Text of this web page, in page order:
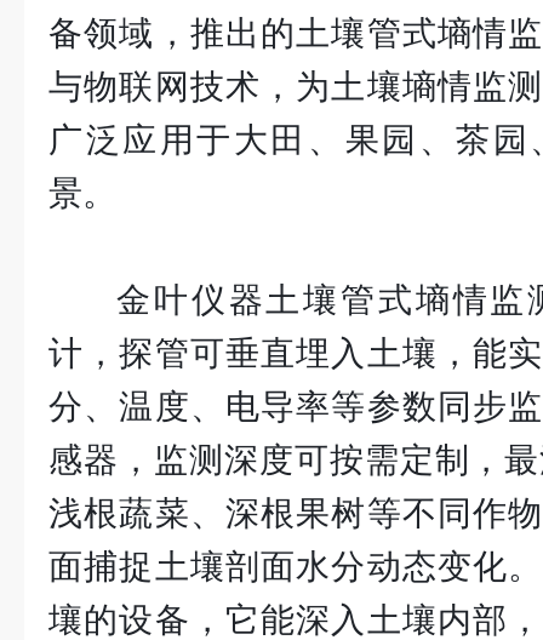
备领域，推出的土壤管式墒情
与物联网技术，为土壤墒情监
广泛应用于大田、果园、茶
景。
金叶仪器土壤管式墒情监
计，探管可垂直埋入土壤，能
分、温度、电导率等参数同步
感器，监测深度可按需定制，
浅根蔬菜、深根果树等不同作
面捕捉土壤剖面水分动态变化
壤的设备，它能深入土壤内部